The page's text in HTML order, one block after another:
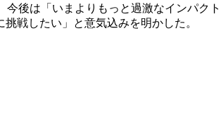
今後は「いまよりもっと過激なインパクト
戦したい」と意気込みを明かした。